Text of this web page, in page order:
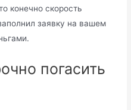
конечно скорость
заявку на вашем
погасить